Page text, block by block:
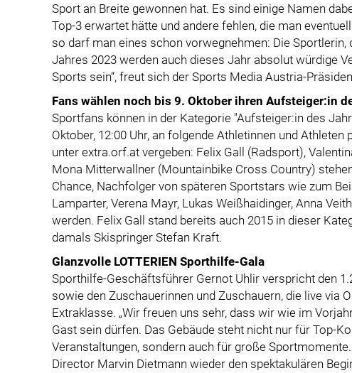
Sport an Breite gewonnen hat. Es sind einige Namen
Top-3 erwartet hätte und andere fehlen, die man
so darf man eines schon vorwegnehmen: Die Sportlerin,
Jahres 2023 werden auch dieses Jahr absolut würdige
Sports sein“, freut sich der Sports Media Austria-
Fans wählen noch bis 9. Oktober ihren Aufsteiger:in
Sportfans können in der Kategorie "Aufsteiger:in des
Oktober, 12:00 Uhr, an folgende Athletinnen und Athleten
unter extra.orf.at vergeben: Felix Gall (Radsport),
Mona Mitterwallner (Mountainbike Cross Country)
Chance, Nachfolger von späteren Sportstars wie zum
Lamparter, Verena Mayr, Lukas Weißhaidinger, Anna
werden. Felix Gall stand bereits auch 2015 in dieser
damals Skispringer Stefan Kraft.
Glanzvolle LOTTERIEN Sporthilfe-Gala
Sporthilfe-Geschäftsführer Gernot Uhlir verspricht den
sowie den Zuschauerinnen und Zuschauern, die live via
Extraklasse. „Wir freuen uns sehr, dass wir wie im
Gast sein dürfen. Das Gebäude steht nicht nur für Top-
Veranstaltungen, sondern auch für große
Director Marvin Dietmann wieder den spektakulären